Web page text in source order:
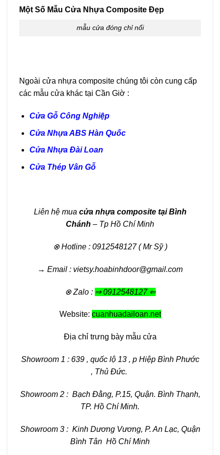
Một Số Mẫu Cửa Nhựa Composite Đẹp
mẫu cửa đóng chỉ nổi
Ngoài cửa nhựa composite chúng tôi còn cung cấp
các mẫu cửa khác tại Cần Giờ :
Cửa Gỗ Công Nghiệp
Cửa Nhựa ABS Hàn Quốc
Cửa Nhựa Đài Loan
Cửa Thép Vân Gỗ
Liên hệ mua cửa nhựa composite tại Bình
Chánh – Tp Hồ Chí Minh
⊗ Hotline : 0912548127 ( Mr Sỹ )
→ Email : vietsy.hoabinhdoor@gmail.com
⊗ Zalo : ⇒ 0912548127 ⇐
Website: cuanhuadailoan.net
Địa chỉ trưng bày mẫu cửa
Showroom 1 : 639 , quốc lộ 13 , p Hiệp Bình Phước
, Thủ Đức.
Showroom 2 : Bạch Đằng, P.15, Quận. Bình Thạnh,
TP. Hồ Chí Minh.
Showroom 3 : Kinh Dương Vương, P. An Lạc, Quận
Bình Tân Hồ Chí Minh